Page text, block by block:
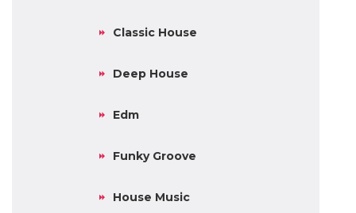
Classic House
Deep House
Edm
Funky Groove
House Music